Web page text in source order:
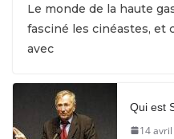
Le monde de la haute
fasciné les cinéastes, et
avec
Qui est
14